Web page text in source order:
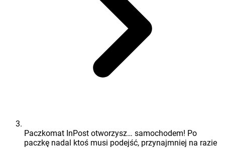
Paczkomat InPost otworzysz… samochodem! Po
paczkę nadal ktoś musi podejść, przynajmniej na razie